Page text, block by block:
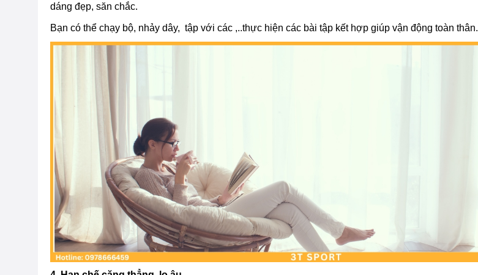
dáng đẹp, săn chắc.
Bạn có thể chạy bộ, nhảy dây, tập với các ,..thực hiện các bài tập kết hợp giúp vận động toàn thân.